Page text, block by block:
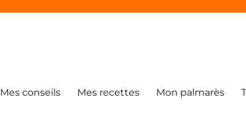
Mes conseils Mes recettes Mon palmarès